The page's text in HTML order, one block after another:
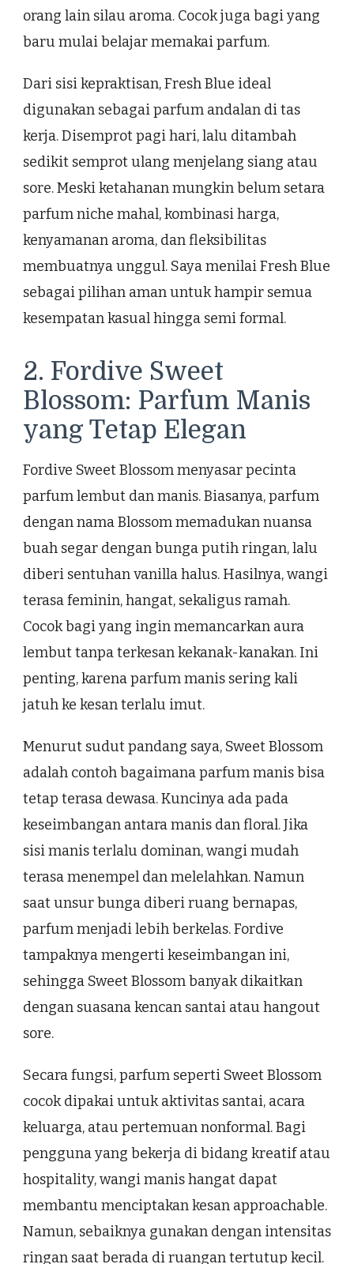
orang lain silau aroma. Cocok juga bagi yang
baru mulai belajar memakai parfum.
Dari sisi kepraktisan, Fresh Blue ideal
digunakan sebagai parfum andalan di tas
kerja. Disemprot pagi hari, lalu ditambah
sedikit semprot ulang menjelang siang atau
sore. Meski ketahanan mungkin belum setara
parfum niche mahal, kombinasi harga,
kenyamanan aroma, dan fleksibilitas
membuatnya unggul. Saya menilai Fresh Blue
sebagai pilihan aman untuk hampir semua
kesempatan kasual hingga semi formal.
2. Fordive Sweet
Blossom: Parfum Manis
yang Tetap Elegan
Fordive Sweet Blossom menyasar pecinta
parfum lembut dan manis. Biasanya, parfum
dengan nama Blossom memadukan nuansa
buah segar dengan bunga putih ringan, lalu
diberi sentuhan vanilla halus. Hasilnya, wangi
terasa feminin, hangat, sekaligus ramah.
Cocok bagi yang ingin memancarkan aura
lembut tanpa terkesan kekanak-kanakan. Ini
penting, karena parfum manis sering kali
jatuh ke kesan terlalu imut.
Menurut sudut pandang saya, Sweet Blossom
adalah contoh bagaimana parfum manis bisa
tetap terasa dewasa. Kuncinya ada pada
keseimbangan antara manis dan floral. Jika
sisi manis terlalu dominan, wangi mudah
terasa menempel dan melelahkan. Namun
saat unsur bunga diberi ruang bernapas,
parfum menjadi lebih berkelas. Fordive
tampaknya mengerti keseimbangan ini,
sehingga Sweet Blossom banyak dikaitkan
dengan suasana kencan santai atau hangout
sore.
Secara fungsi, parfum seperti Sweet Blossom
cocok dipakai untuk aktivitas santai, acara
keluarga, atau pertemuan nonformal. Bagi
pengguna yang bekerja di bidang kreatif atau
hospitality, wangi manis hangat dapat
membantu menciptakan kesan approachable.
Namun, sebaiknya gunakan dengan intensitas
ringan saat berada di ruangan tertutup kecil.